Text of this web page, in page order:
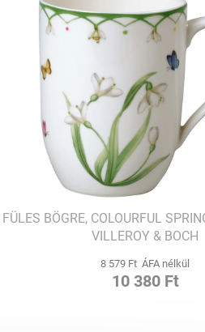
FÜLES BÖGRE, COLOURFUL
VILLEROY & BOCH
8 579 Ft ÁFA nélkül
10 380 Ft